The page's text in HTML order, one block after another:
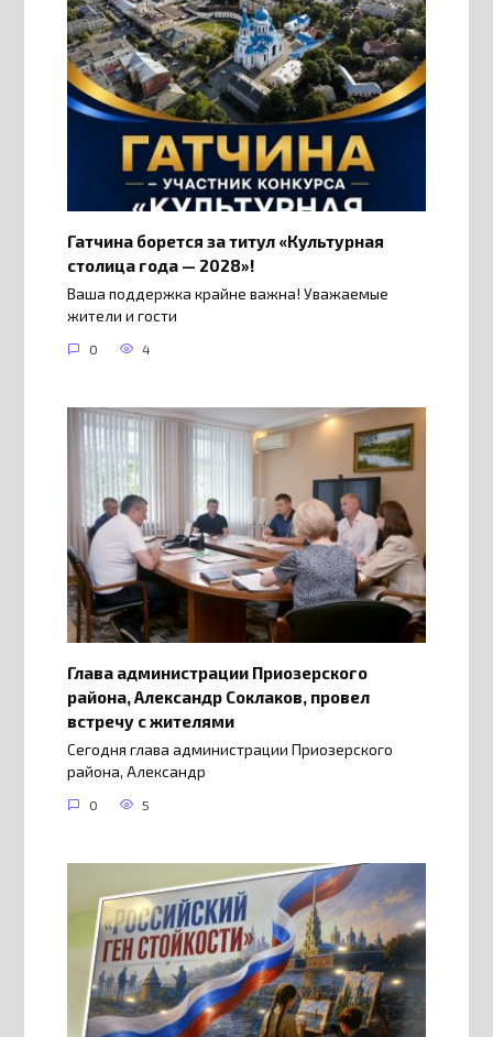
Гатчина борется за титул «Культурная
столица года — 2028»!
Ваша поддержка крайне важна! Уважаемые
жители и гости
0 4
Глава администрации Приозерского
района, Александр Соклаков, провел
встречу с жителями
Сегодня глава администрации Приозерского
района, Александр
0 5